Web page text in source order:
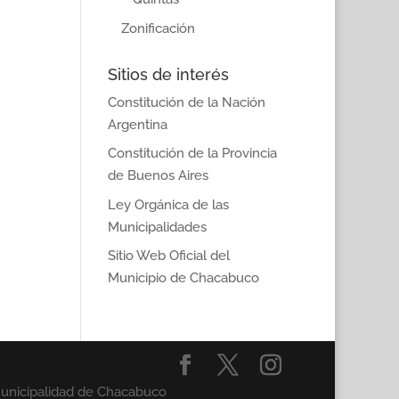
Zonificación
Sitios de interés
Constitución de la Nación
Argentina
Constitución de la Provincia
de Buenos Aires
Ley Orgánica de las
Municipalidades
Sitio Web Oficial del
Municipio de Chacabuco
de Chacabuco